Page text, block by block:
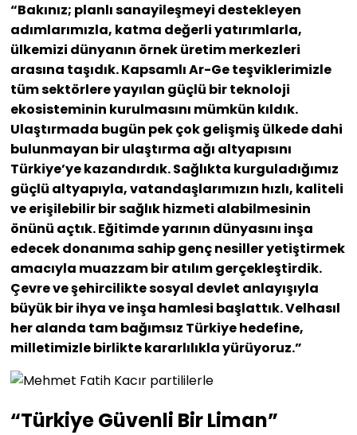
“Bakınız; planlı sanayileşmeyi destekleyen
adımlarımızla, katma değerli yatırımlarla,
ülkemizi dünyanın örnek üretim merkezleri
arasına taşıdık. Kapsamlı Ar-Ge teşviklerimizle
tüm sektörlere yayılan güçlü bir teknoloji
ekosisteminin kurulmasını mümkün kıldık.
Ulaştırmada bugün pek çok gelişmiş ülkede dahi
bulunmayan bir ulaştırma ağı altyapısını
Türkiye’ye kazandırdık. Sağlıkta kurguladığımız
güçlü altyapıyla, vatandaşlarımızın hızlı, kaliteli
ve erişilebilir bir sağlık hizmeti alabilmesinin
önünü açtık. Eğitimde yarının dünyasını inşa
edecek donanıma sahip genç nesiller yetiştirmek
amacıyla muazzam bir atılım gerçekleştirdik.
Çevre ve şehircilikte sosyal devlet anlayışıyla
büyük bir ihya ve inşa hamlesi başlattık. Velhasıl
her alanda tam bağımsız Türkiye hedefine,
milletimizle birlikte kararlılıkla yürüyoruz.”
“Türkiye Güvenli Bir Liman”